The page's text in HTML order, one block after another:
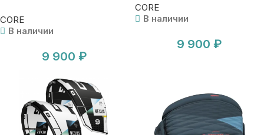
CORE
В наличии
9 900 ₽
CORE
В наличии
9 900 ₽